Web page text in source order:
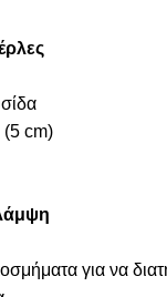
(5 cm)
για να